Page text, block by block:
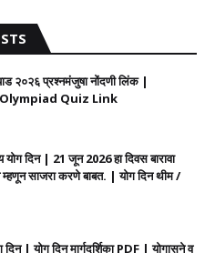
२०२६ प्रश्नमंजुषा नोंदणी लिंक |
Quiz Link
दिन | 21 जून 2026 हा दिवस बारावा
म्हणून साजरा करणे बाबत. | योग दिन थीम /
| योग दिन मार्गदर्शिका PDF | योगासने व